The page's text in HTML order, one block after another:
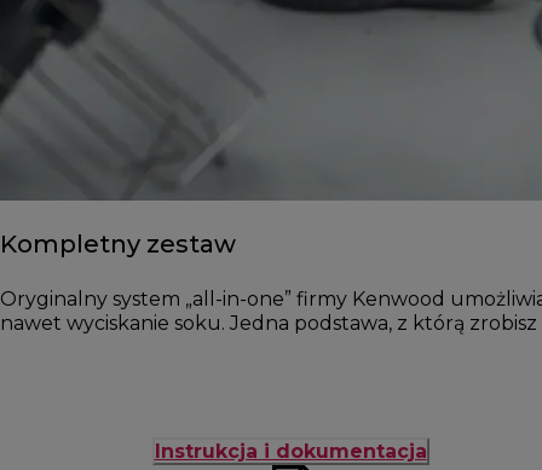
Kompletny zestaw
Oryginalny system „all-in-one” firmy Kenwood
nawet wyciskanie soku. Jedna podstawa, z którą zrobisz
Instrukcja i dokumentacja